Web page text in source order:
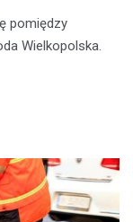
pomiędzy
Wielkopolska.